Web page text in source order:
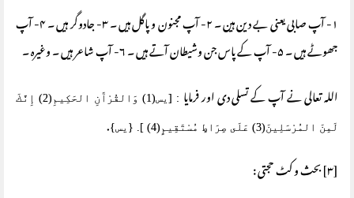
۱- آپ صابی یعنی بے دین ہین ۔ ۲- آپ مجنون و پاگل ہیں ۔ ۳- جادوگر ہیں ۔ ۴- آپ
جھوٹے ہیں ۔ ۵- آپ کے پاس جن وشیطان آتے ہیں ۔ ۶- آپ شاعر ہیں ۔ وغیرہ ۔
اللہ تعالی نے آپ کے تسلی دی اور فرمایا
: [يس(1) وَالقُرْآَنِ الحَكِيمِ(2) إِنَّكَ
لَمِنَ المُرْسَلِينَ(3) عَلَى صِرَاطٍ مُسْتَقِيمٍ(4) ]. {يس}
.
[۳] بحث و کٹ حجتی :